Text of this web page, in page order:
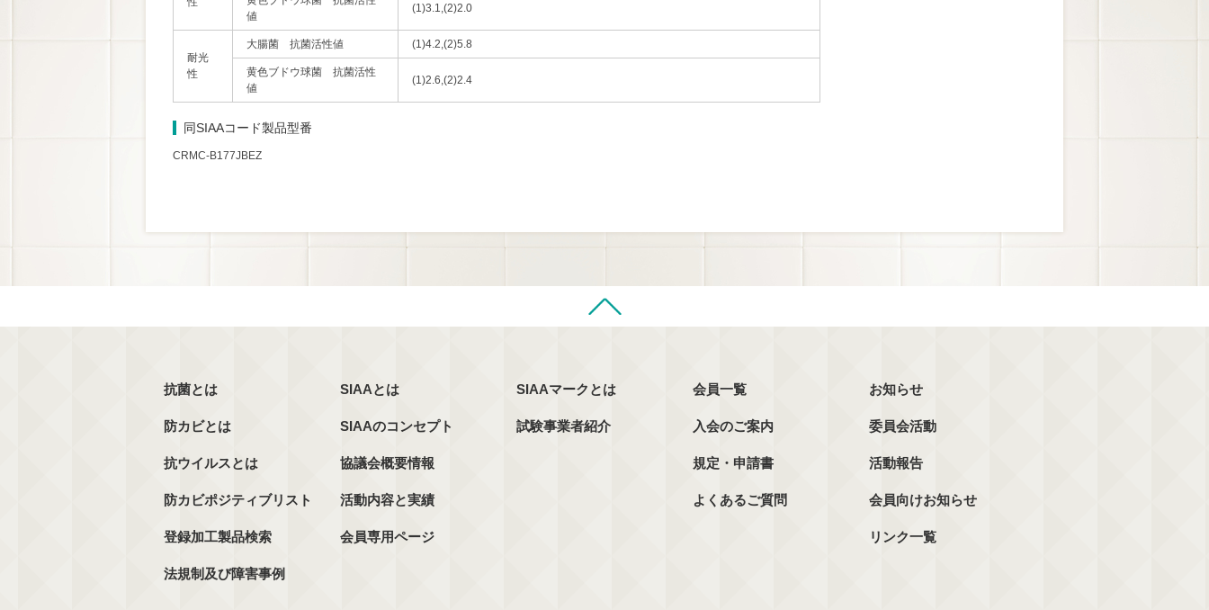
値
(1)3.1,(2)2.0
耐光
性
大腸菌 抗菌活性値 (1)4.2,(2)5.8
黄色ブドウ球菌 抗菌活性
値
(1)2.6,(2)2.4
同SIAAコード製品型番
CRMC-B177JBEZ
抗菌とは
防カビとは
抗ウイルスとは
防カビポジティブリスト
登録加工製品検索
法規制及び障害事例
SIAAとは
SIAAのコンセプト
協議会概要情報
活動内容と実績
会員専用ページ
SIAAマークとは
試験事業者紹介
会員一覧
入会のご案内
規定・申請書
よくあるご質問
お知らせ
委員会活動
活動報告
会員向けお知らせ
リンク一覧